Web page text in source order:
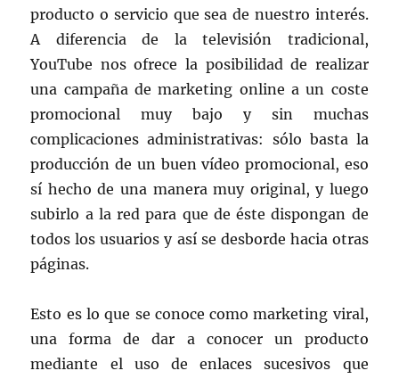
producto o servicio que sea de nuestro interés.
A diferencia de la televisión tradicional,
YouTube nos ofrece la posibilidad de realizar
una campaña de marketing online a un coste
promocional muy bajo y sin muchas
complicaciones administrativas: sólo basta la
producción de un buen vídeo promocional, eso
sí hecho de una manera muy original, y luego
subirlo a la red para que de éste dispongan de
todos los usuarios y así se desborde hacia otras
páginas.
Esto es lo que se conoce como marketing viral,
una forma de dar a conocer un producto
mediante el uso de enlaces sucesivos que